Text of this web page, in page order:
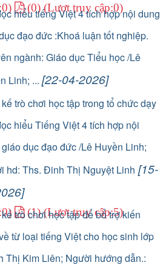
(0) (Lượt truy cập:0)
hiểu tiếng Việt 4 tích hợp nội dung
đạo đức :Khoá luận tốt nghiệp.
ngành: Giáo dục Tiểu học /Lê
Linh; ... [22-04-2026]
(0) (Lượt truy cập:0)
trò chơi học tập trong tổ chức dạy
hiểu Tiếng Việt 4 tích hợp nội
dục đạo đức /Lê Huyền Linh;
hd: Ths. Đinh Thị Nguyệt Linh [15-
(1) (Lượt truy cập:5)
trò chơi học tập để bổ trợ kiến
từ loại tiếng Việt cho học sinh lớp
Thị Kim Liên; Người hướng dẫn.: